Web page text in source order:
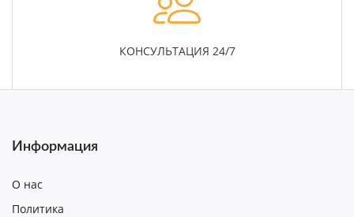
КОНСУЛЬТАЦИЯ 24/7
Информация
О нас
Политика